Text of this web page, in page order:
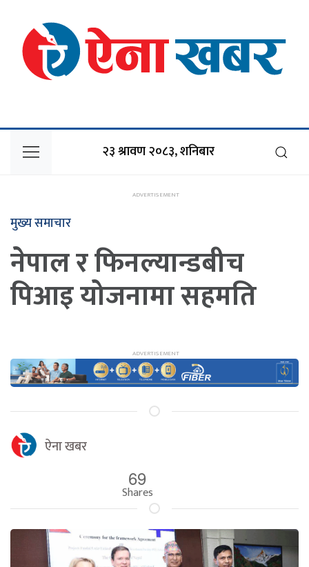
२३ श्रावण २०८३, शनिबार
मुख्य समाचार
नेपाल र फिनल्यान्डबीच
पिआइ योजनामा सहमति
ऐना खबर
69
Shares